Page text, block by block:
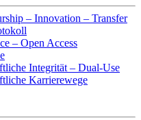
– Innovation – Transfer
– Open Access
Integrität – Dual-Use
Karrierewege